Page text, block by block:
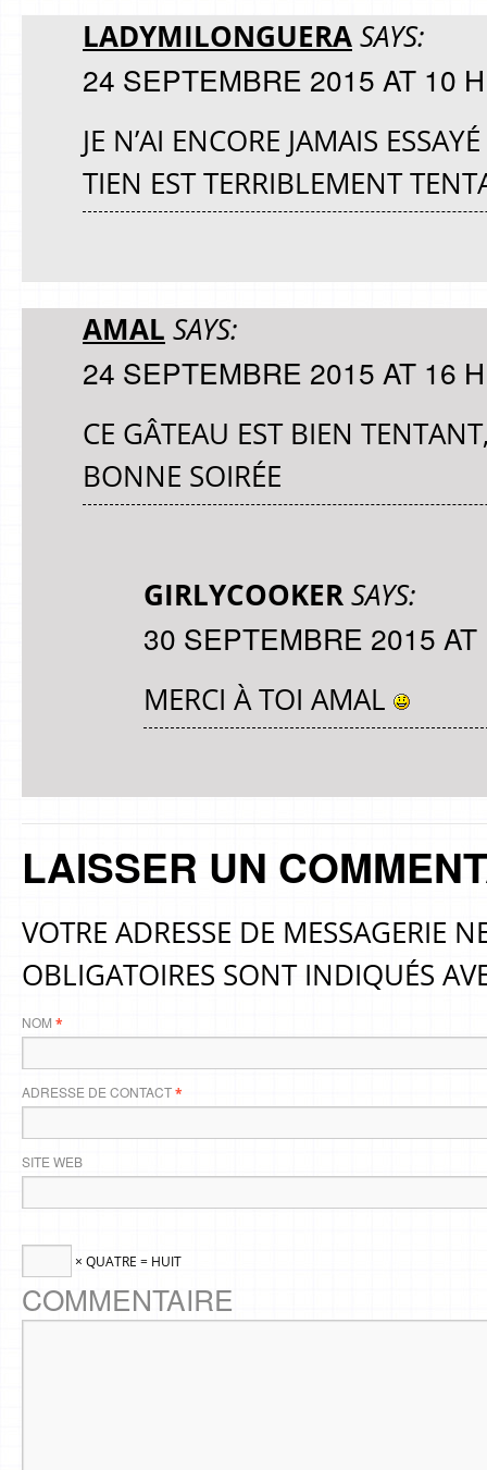
LADYMILONGUERASAYS:
24 SEPTEMBRE 2015 AT 10
JE N’AI ENCORE JAMAIS
TIEN EST TERRIBLEMENT
AMAL SAYS:
24 SEPTEMBRE 2015 AT 16
CE GÂTEAU EST BIEN
BONNE SOIRÉE
GIRLYCOOKERSAYS:
30 SEPTEMBRE 2015
MERCI À TOI AMAL
LAISSER UN
VOTRE ADRESSE DE MESSAGERIE
OBLIGATOIRES SONT INDIQUÉS
NOM *
ADRESSE DE CONTACT*
SITE WEB
× QUATRE = HUIT
COMMENTAIRE